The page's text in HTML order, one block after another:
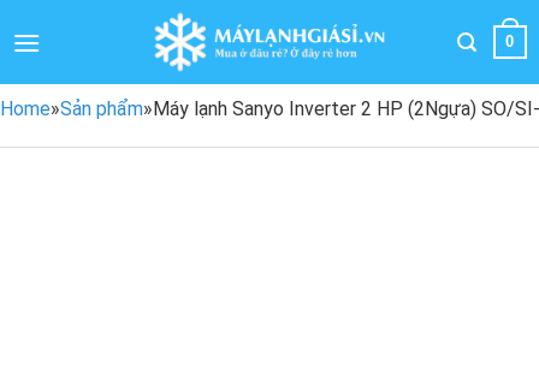
qua
dung
0
Home»Sản phẩm»Máy lạnh Sanyo Inverter 2 HP (2Ngựa) SO/